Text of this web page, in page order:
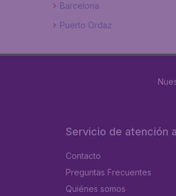
Barcelona
Puerto Ordaz
Servicio de atención
Contacto
Preguntas Frecuentes
Quiénes somos